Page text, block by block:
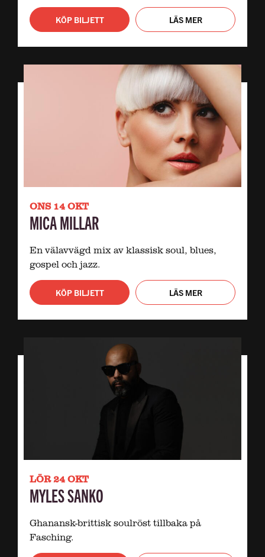
KÖP BILJETT LÄS MER
ONS 14 OKT
MICA MILLAR
En välavvägd mix av klassisk soul, blues,
gospel och jazz.
KÖP BILJETT LÄS MER
LÖR 24 OKT
MYLES SANKO
Ghanansk-brittisk soulröst tillbaka på
Fasching.